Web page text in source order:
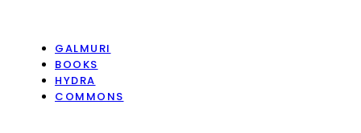
GALMURI
BOOKS
HYDRA
COMMONS